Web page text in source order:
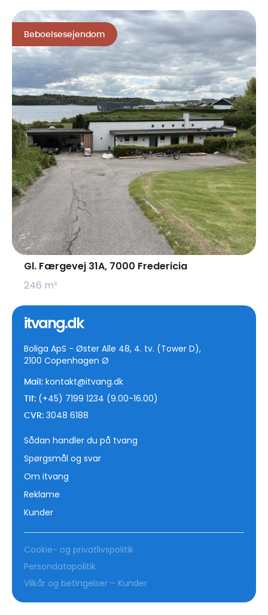
Beboelsesejendom
Gl. Færgevej 31A, 7000 Fredericia
246 m²
itvang.dk
Sådan handler du på tvang
Spørgsmål og svar
Om itvang
Reklame
Kunder
Boliga ApS - Øster Alle 48, 4. tv. (Tower D),
2100 Copenhagen Ø
Mail: kontakt@itvang.dk
Tlf: (+45) 7199 1234 (9.00-16.00)
CVR: 3048 6188
Cookie- og privatlivspolitik
Persondatapolitik
Vilkår og betingelser – Kunder